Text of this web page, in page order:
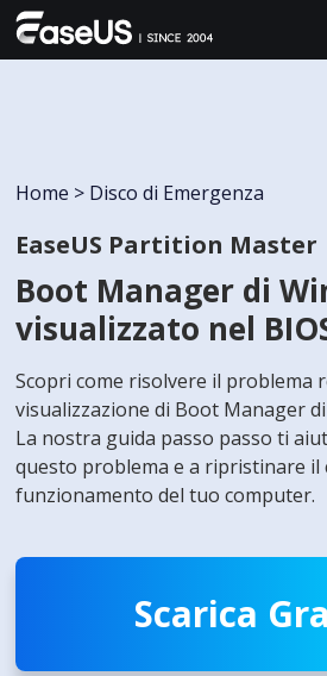
Home > Disco di Emergenza
EaseUS Partition Master
Boot Manager di
visualizzato nel
Scopri come risolvere il problema
visualizzazione di Boot Manager
La nostra guida passo passo ti
questo problema e a ripristinare
funzionamento del tuo computer.
Scarica